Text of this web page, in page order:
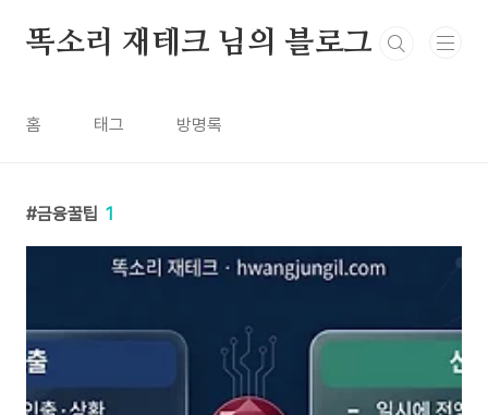
똑소리 재테크 님의 블로그
홈 태그 방명록
금융꿀팁 1